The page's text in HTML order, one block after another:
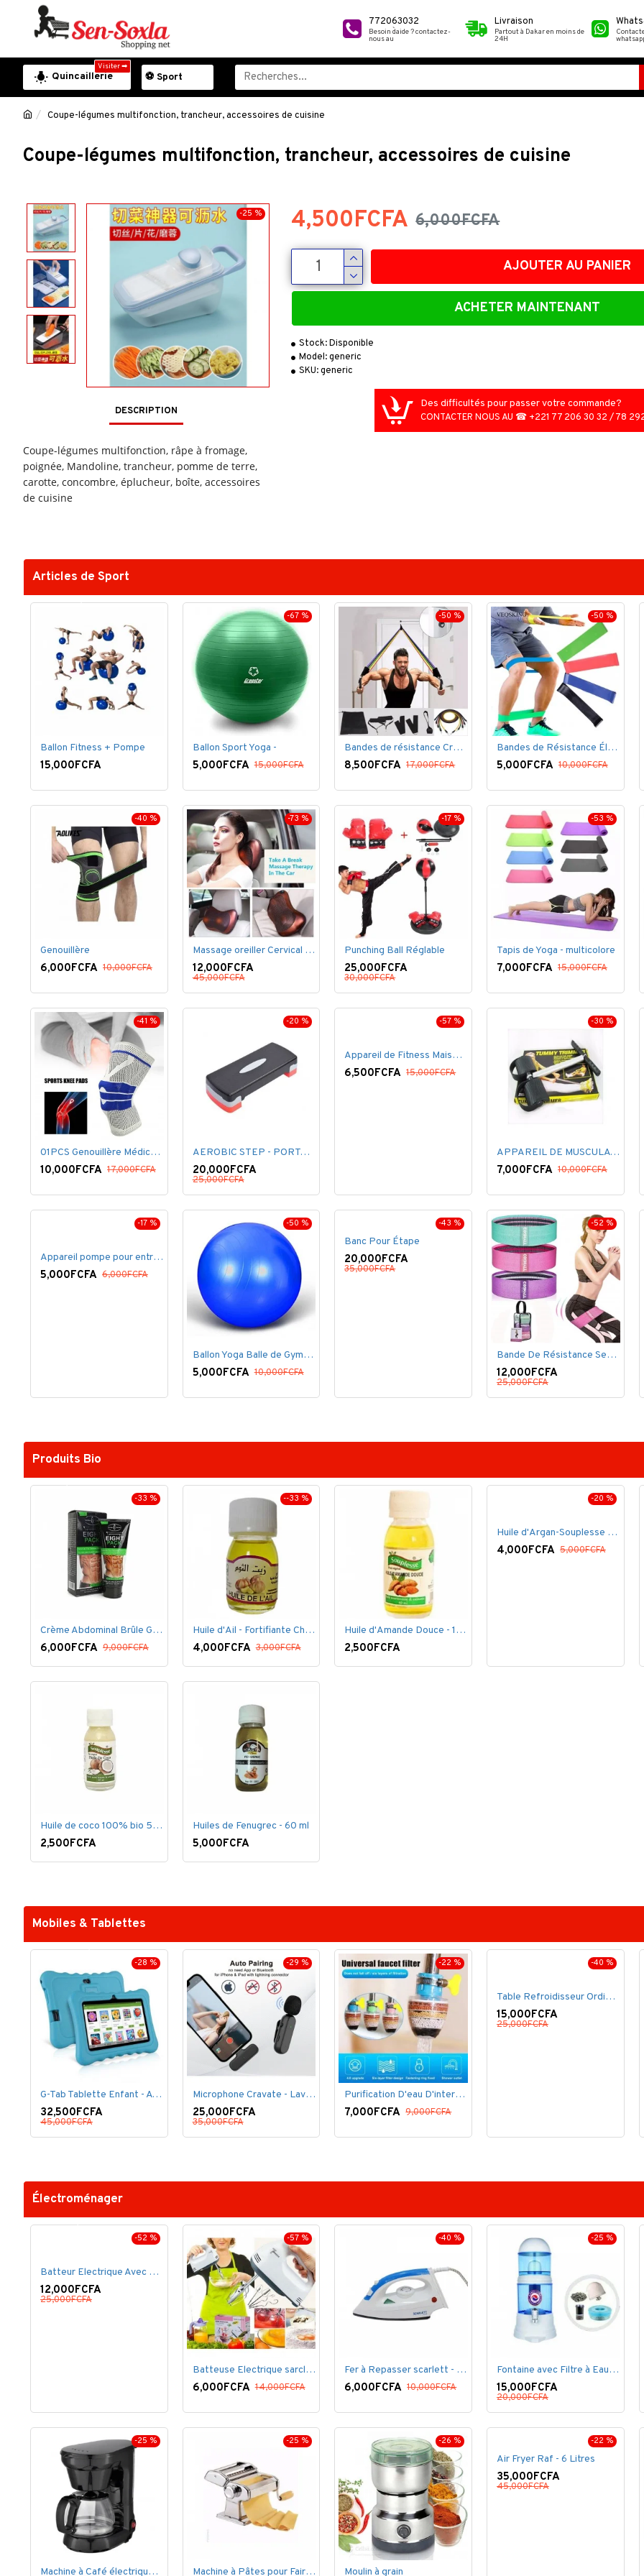
772063032
Besoin d`aide ? contactez-
nous au
Livraison
Partout à Dakar en moins de
24H
Quincaillerie
Visiter ➡
⚽ Sport
Coupe-légumes multifonction, trancheur, accessoires de cuisine
Coupe-légumes multifonction, trancheur, accessoires de cuisine
-25 %
DESCRIPTION
Coupe-légumes multifonction, râpe à fromage,
poignée, Mandoline, trancheur, pomme de terre,
carotte, concombre, éplucheur, boîte, accessoires
de cuisine
Stock: Disponible
Model: generic
SKU: generic
4,500FCFA 6,000FCFA
AJOUTER AU PANIER
ACHETER MAINTENANT
Des difficultés pour passer votre commande?
CONTACTER NOUS AU ☎ +221 77 206 30 32 / 78
-18 %
Friteuse électrique multifonction
45,000FCFA 55,000FCFA
Articles de Sport
Ballon Fitness + Pompe
15,000FCFA
-67 %
Ballon Sport Yoga -
5,000FCFA 15,000FCFA
-50 %
Bandes de résistance Crossfit pour la remise en forme - 11 pièces/ensemble - Élastique- Caoutchouc
8,500FCFA 17,000FCFA
-50 %
Bandes de Résistance Élastique Latex pour Salle de Gym, Exercice, Yoga, Pilâtes, Kinésithérapie, Rééducation
5,000FCFA 10,000FCFA
-40 %
Genouillère
6,000FCFA 10,000FCFA
-73 %
Massage oreiller Cervical épaule dos
12,000FCFA
45,000FCFA
-17 %
Punching Ball Réglable
25,000FCFA
30,000FCFA
-53 %
Tapis de Yoga - multicolore
7,000FCFA 15,000FCFA
-41 %
01PCS Genouillère Médical rotulienne Professionnelle
10,000FCFA 17,000FCFA
-20 %
AEROBIC STEP - PORTABLE - PLASTIQUE - NOIR/ROUGE
20,000FCFA
25,000FCFA
-57 %
Appareil de Fitness Maison ventouse bleu .
6,500FCFA 15,000FCFA
-30 %
APPAREIL DE MUSCULATION - NOIR
7,000FCFA 10,000FCFA
-17 %
Appareil pompe pour entrainement pectoraux
5,000FCFA 6,000FCFA
-50 %
Ballon Yoga Balle de Gymnastique Sans Pompe
5,000FCFA 10,000FCFA
-43 %
Banc Pour Étape
20,000FCFA
35,000FCFA
-52 %
Bande De Résistance Set, 3 Bande Élastique De Résistance
12,000FCFA
25,000FCFA
Produits Bio
-33 %
Crème Abdominal Brûle Graisse - Effet Rapide - 170grs
6,000FCFA 9,000FCFA
--33 %
Huile d'Ail - Fortifiante Cheveux
4,000FCFA 3,000FCFA
Huile d'Amande Douce - 100% Bio - 60 ml
2,500FCFA
-20 %
Huile d'Argan-Souplesse 100% Bio - 60 ml
4,000FCFA 5,000FCFA
Huile de coco 100% bio 50 ml
2,500FCFA
Huiles de Fenugrec - 60 ml
5,000FCFA
Mobiles & Tablettes
-28 %
G-Tab Tablette Enfant - A707 - Ecran 7" - RAM 1 Go - ROM 8 Go - 0.3 Mégapixels + pochette offerte
32,500FCFA
45,000FCFA
-29 %
Microphone Cravate - Lavalier pour smartphone, enregistrement vidéo YouTube Live Stream K60 For Type
25,000FCFA
35,000FCFA
-22 %
Purification D'eau D'interface De Filtre De Robinet
7,000FCFA 9,000FCFA
-40 %
Table Refroidisseur Ordinateur Portable
15,000FCFA
25,000FCFA
Électroménager
-52 %
Batteur Electrique Avec Bol en inox
12,000FCFA
25,000FCFA
-57 %
Batteuse Electrique sarclette à main– 7 vitesses
6,000FCFA 14,000FCFA
-40 %
Fer à Repasser scarlett - 1200 W - Bleu Blanc
6,000FCFA 10,000FCFA
-25 %
Fontaine avec Filtre à Eau - 16 Litres - Blanc
15,000FCFA
20,000FCFA
-25 %
Machine à Café électrique - Noir -1.5 litres.
-25 %
Machine à Pâtes pour Faire des Spaghetti - Argent
-26 %
Moulin à grain
-22 %
Air Fryer Raf - 6 Litres
35,000FCFA
45,000FCFA